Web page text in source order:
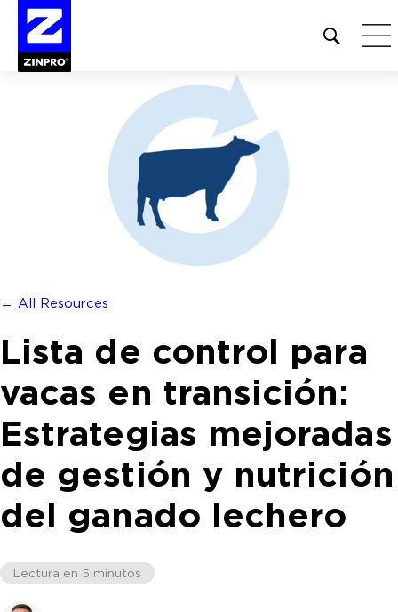
Open
site
← All Resources
Lista de control para
vacas en transición:
Estrategias mejoradas
de gestión y nutrición
del ganado lechero
Lectura en 5 minutos